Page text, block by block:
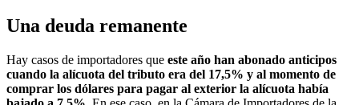
Una deuda remanente
Hay casos de importadores que este año han abonado anticipos
cuando la alícuota del tributo era del 17,5% y al momento de
comprar los dólares para pagar al exterior la alícuota había